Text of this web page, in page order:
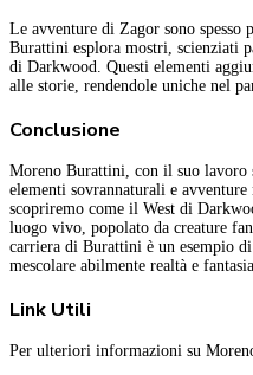
Le avventure di Zagor sono spesso
Burattini esplora mostri, scienziati
di Darkwood. Questi elementi
alle storie, rendendole uniche nel
Conclusione
Moreno Burattini, con il suo lavoro
elementi sovrannaturali e
scopriremo come il West di
luogo vivo, popolato da creature
carriera di Burattini è un esempio
mescolare abilmente realtà e
Link Utili
Per ulteriori informazioni su